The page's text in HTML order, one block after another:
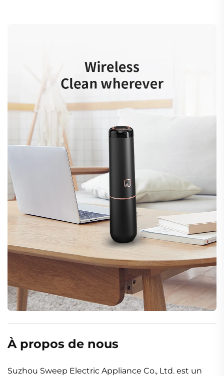
À propos de nous
Suzhou Sweep Electric Appliance Co., Ltd. est un